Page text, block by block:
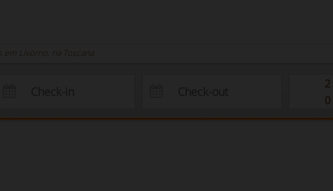
em Livorno, na Toscana
2
0